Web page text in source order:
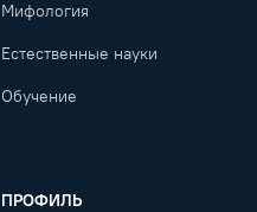
Мифология
Естественные науки
Обучение
ПРОФИЛЬ